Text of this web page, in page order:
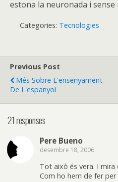
estona la neuronada i sense
Categories: Tecnologies
Previous Post
Més Sobre L'ensenyament
De L'espanyol
21 responses
Pere Bueno
desembre 18, 2006
Tot això és vera. I mira
Com ho hem de fer per